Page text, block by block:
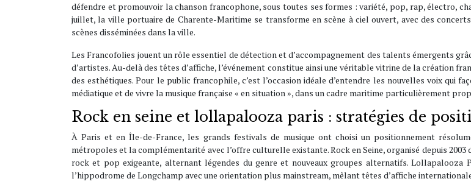
défendre et promouvoir la chanson francophone, sous toutes ses formes : variété, pop, rap, électro,
juillet, la ville portuaire de Charente-Maritime se transforme en scène à ciel ouvert, avec des
scènes disséminées dans la ville.
Les Francofolies jouent un rôle essentiel de détection et d’accompagnement des talents émergents
d’artistes. Au-delà des têtes d’affiche, l’événement constitue ainsi une véritable vitrine de la création
des esthétiques. Pour le public francophile, c’est l’occasion idéale d’entendre les nouvelles voix qui
médiatique et de vivre la musique française « en situation », dans un cadre maritime particulièrement
Rock en seine et lollapalooza paris : stratégies de
À Paris et en Île-de-France, les grands festivals de musique ont choisi un positionnement
métropoles et la complémentarité avec l’offre culturelle existante. Rock en Seine, organisé depuis
rock et pop exigeante, alternant légendes du genre et nouveaux groupes alternatifs. Lollapalooza
l’hippodrome de Longchamp avec une orientation plus mainstream, mêlant têtes d’affiche